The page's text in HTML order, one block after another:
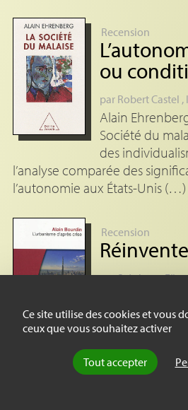
Ce site utilise des cookies et vous
ceux que vous souhaitez activer
Tout accepter
Recension
ou
par Robert Castel ,
Alain
Société du
des
l’analyse comparée des
l’autonomie aux États-Unis (…)
Recension
parStéphane
Dans ce livre
Bourdin appelle
renouvellement
remet en question les fausses
urbanisme libéral » des trente